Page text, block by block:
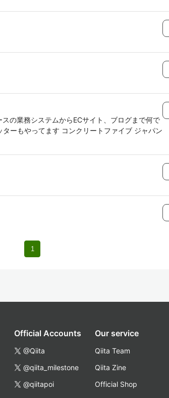
の業務システムからECサイト、ブログまで何で
ーもやってます コンクリートファイブ ジャパン
1
Official Accounts
@Qiita
@qiita_milestone
@qiitapoi
Our service
Qiita Team
Qiita Zine
Official Shop